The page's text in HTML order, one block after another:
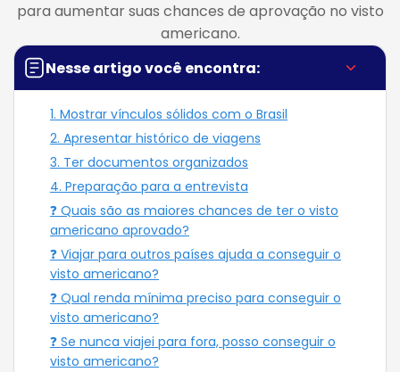
para aumentar suas chances de aprovação no visto
americano.
Nesse artigo você encontra:
1. Mostrar vínculos sólidos com o Brasil
2. Apresentar histórico de viagens
3. Ter documentos organizados
4. Preparação para a entrevista
❓ Quais são as maiores chances de ter o visto
americano aprovado?
❓ Viajar para outros países ajuda a conseguir o
visto americano?
❓ Qual renda mínima preciso para conseguir o
visto americano?
❓ Se nunca viajei para fora, posso conseguir o
visto americano?